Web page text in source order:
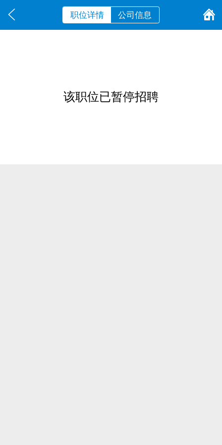
职位详情 公司信息
该职位已暂停招聘